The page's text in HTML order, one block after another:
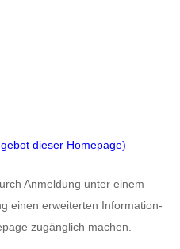
dieser Homepage)
Anmeldung unter einem
einen erweiterten Information-
zugänglich machen.